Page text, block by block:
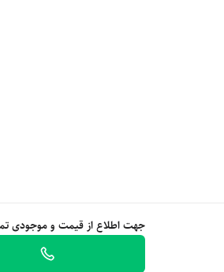
جهت اطلاع از قیمت و موجودی